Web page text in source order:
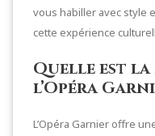
vous habiller avec style
cette expérience
Quelle est la
l’Opéra
L’Opéra Garnier offre